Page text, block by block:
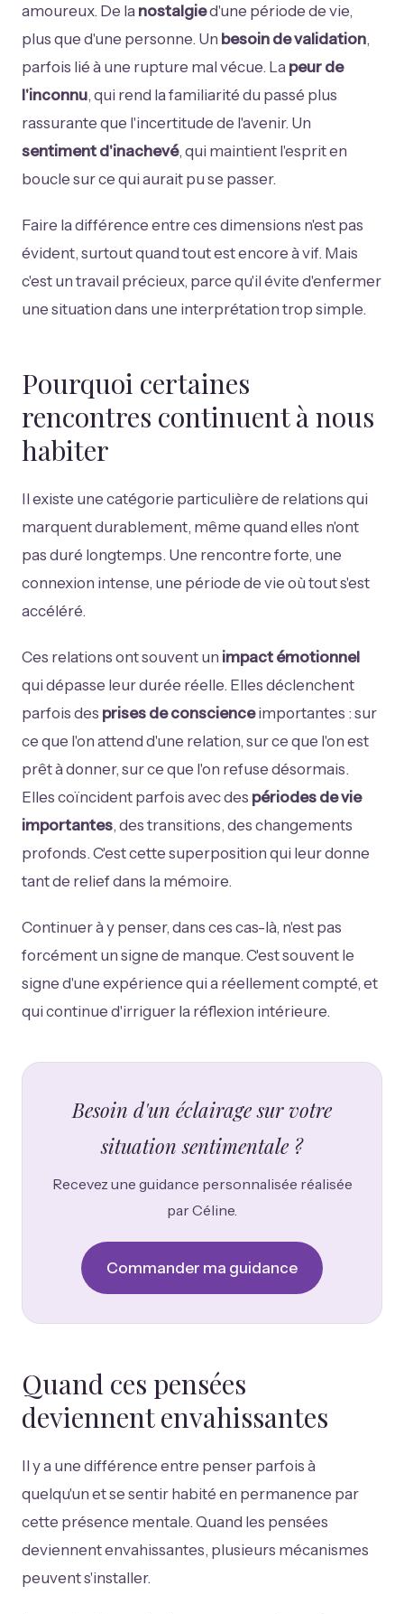
amoureux. De la nostalgied'une période de vie,
plus que d'une personne. Un besoin de validation,
parfois lié à une rupture mal vécue. La peur de
l'inconnu, qui rend la familiarité du passé plus
rassurante que l'incertitude de l'avenir. Un
sentiment d'inachevé, qui maintient l'esprit en
boucle sur ce qui aurait pu se passer.
Faire la différence entre ces dimensions n'est pas
évident, surtout quand tout est encore à vif. Mais
c'est un travail précieux, parce qu'il évite d'enfermer
une situation dans une interprétation trop simple.
Pourquoi certaines
rencontres continuent à nous
habiter
Il existe une catégorie particulière de relations qui
marquent durablement, même quand elles n'ont
pas duré longtemps. Une rencontre forte, une
connexion intense, une période de vie où tout s'est
accéléré.
Ces relations ont souvent un impact émotionnel
qui dépasse leur durée réelle. Elles déclenchent
parfois des prises de conscienceimportantes : sur
ce que l'on attend d'une relation, sur ce que l'on est
prêt à donner, sur ce que l'on refuse désormais.
Elles coïncident parfois avec des périodes de vie
importantes, des transitions, des changements
profonds. C'est cette superposition qui leur donne
tant de relief dans la mémoire.
Continuer à y penser, dans ces cas-là, n'est pas
forcément un signe de manque. C'est souvent le
signe d'une expérience qui a réellement compté, et
qui continue d'irriguer la réflexion intérieure.
Besoin d'un éclairage sur votre
situation sentimentale ?
Recevez une guidance personnalisée réalisée
par Céline.
Commander ma guidance
Quand ces pensées
deviennent envahissantes
Il y a une différence entre penser parfois à
quelqu'un et se sentir habité en permanence par
cette présence mentale. Quand les pensées
deviennent envahissantes, plusieurs mécanismes
peuvent s'installer.